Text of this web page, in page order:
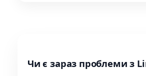
Чи є зараз проблеми з